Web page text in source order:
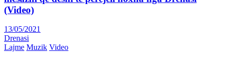
(Video)
13/05/2021
Drenasi
Lajme Muzik Video